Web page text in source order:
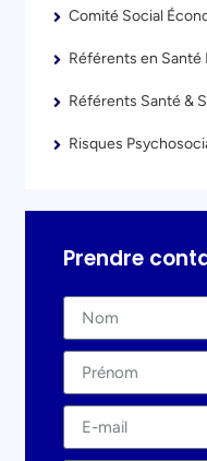
Comité Social
Référents en Santé
Référents Santé &
Risques
Prendre